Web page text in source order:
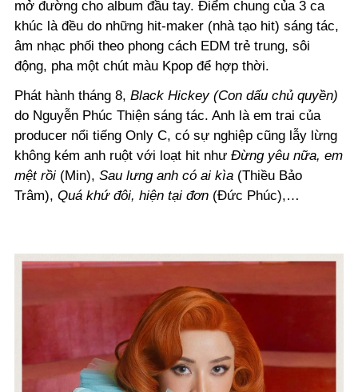
mở đường cho album đầu tay. Điểm chung của 3 ca
khúc là đều do những hit-maker (nhà tạo hit) sáng tác,
âm nhạc phối theo phong cách EDM trẻ trung, sôi
động, pha một chút màu Kpop để hợp thời.
Phát hành tháng 8, Black Hickey (Con dấu chủ quyền)
do Nguyễn Phúc Thiện sáng tác. Anh là em trai của
producer nổi tiếng Only C, có sự nghiệp cũng lẫy lừng
không kém anh ruột với loạt hit như Đừng yêu nữa, em
mệt rồi (Min), Sau lưng anh có ai kìa (Thiều Bảo
Trâm), Quá khứ đôi, hiện tại đơn (Đức Phúc),…